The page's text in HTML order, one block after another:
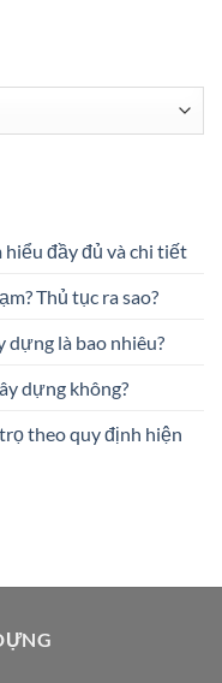
hiểu đầy đủ và chi tiết
Thủ tục ra sao?
dựng là bao nhiêu?
dựng không?
theo quy định hiện